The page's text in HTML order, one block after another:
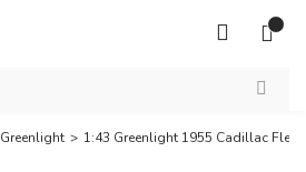
Greenlight 1:43 Greenlight 1955 Cadillac